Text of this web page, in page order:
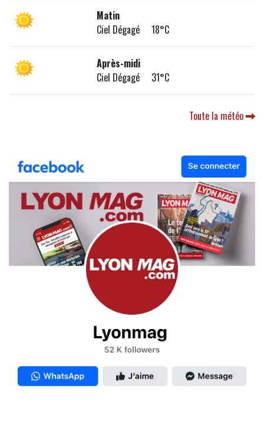
Matin
Ciel Dégagé 18°C
Après-midi
Ciel Dégagé 31°C
Toute la météo